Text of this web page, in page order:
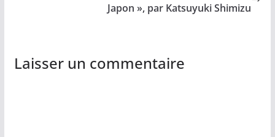
Japon », par Katsuyuki Shimizu
Laisser un commentaire